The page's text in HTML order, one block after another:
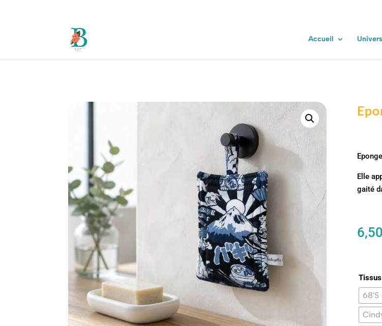
Accueil
Accueil
Elle
gaité
6,50
68'S